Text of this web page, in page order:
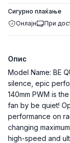
Сигурно плаќање
Онлајн
При
Опис
Model Name: BE
silence, epic
140mm PWM is
fan by be quiet!
performance on
changing
high-speed and